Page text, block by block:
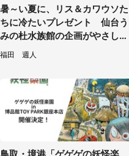
暑～い夏に、リス＆カワウソた
ちに冷たいプレゼント 仙台う
みの杜水族館の企画がやさしい
【7／31～8／23】
福田 週人